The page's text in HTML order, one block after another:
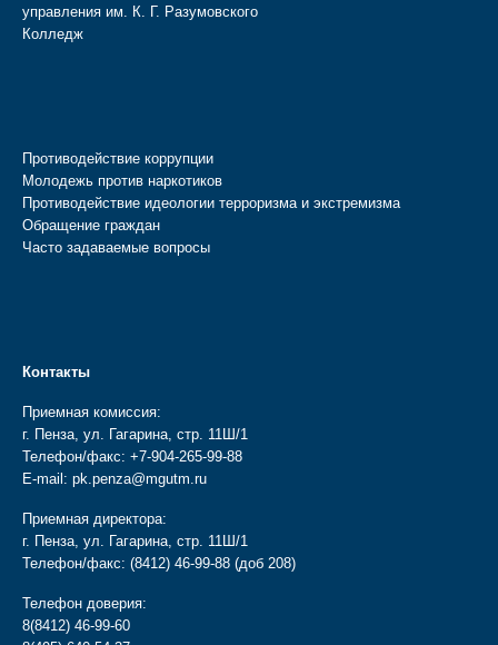
управления им. К. Г. Разумовского
Колледж
Противодействие коррупции
Молодежь против наркотиков
Противодействие идеологии терроризма и экстремизма
Обращение граждан
Часто задаваемые вопросы
Контакты
Приемная комиссия:
г. Пенза, ул. Гагарина, стр. 11Ш/1
Телефон/факс: +7-904-265-99-88
E-mail: pk.penza@mgutm.ru
Приемная директора:
г. Пенза, ул. Гагарина, стр. 11Ш/1
Телефон/факс: (8412) 46-99-88 (доб 208)
Телефон доверия:
8(8412) 46-99-60